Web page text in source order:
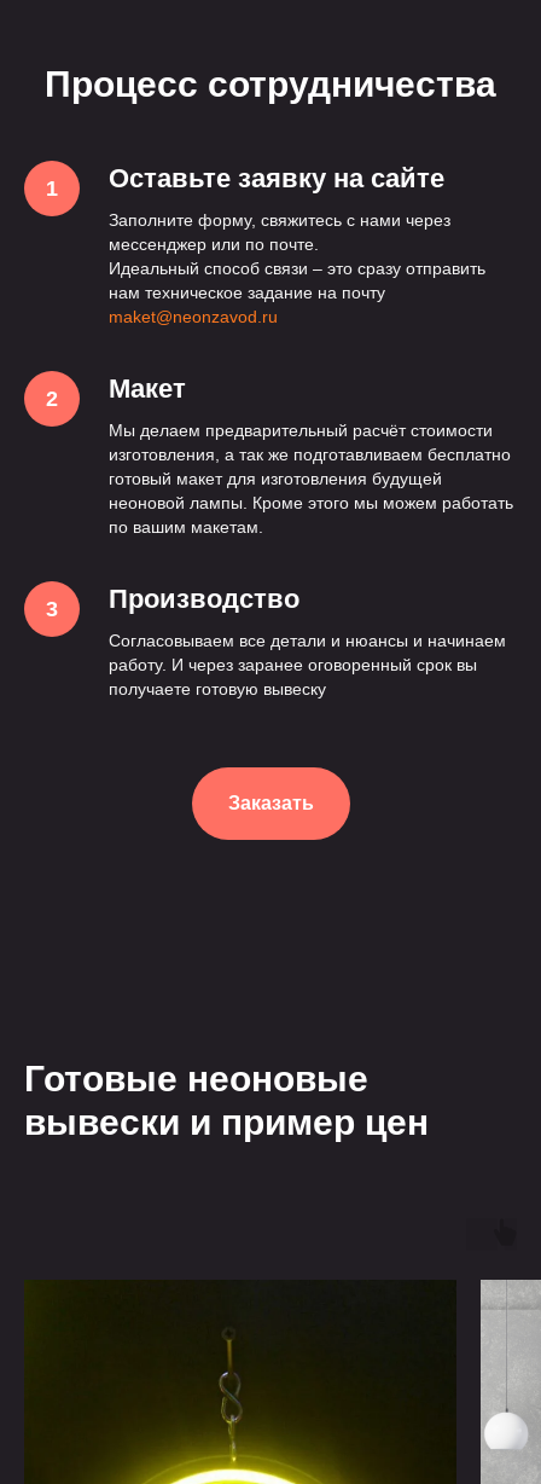
Процесс сотрудничества
Оставьте заявку на сайте
Заполните форму, свяжитесь с нами через
мессенджер или по почте.
Идеальный способ связи – это сразу отправить
нам техническое задание на почту
maket@neonzavod.ru
Макет
Мы делаем предварительный расчёт стоимости
изготовления, а так же подготавливаем бесплатно
готовый макет для изготовления будущей
неоновой лампы. Кроме этого мы можем работать
по вашим макетам.
Производство
Согласовываем все детали и нюансы и начинаем
работу. И через заранее оговоренный срок вы
получаете готовую вывеску
Заказать
Готовые неоновые
вывески и пример цен